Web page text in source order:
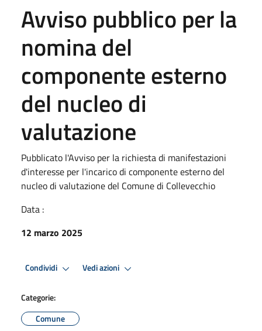
Avviso pubblico per la
nomina del
componente esterno
del nucleo di
valutazione
Pubblicato l'Avviso per la richiesta di manifestazioni
d'interesse per l'incarico di componente esterno del
nucleo di valutazione del Comune di Collevecchio
Data :
12 marzo 2025
Condividi Vedi azioni
Categorie:
Comune